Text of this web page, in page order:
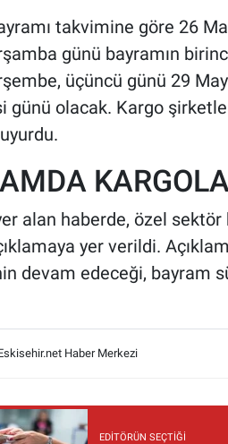
takvimine göre 26
günü bayramın
üçüncü günü 29
günü olacak. Kargo
alan haberde, özel
yer verildi.
devam edeceği, bayram
Haber Merkezi
EDITÖRÜN SEÇTIĞI